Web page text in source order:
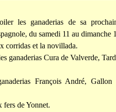
les ganaderias de sa
du samedi 11 au dimanche
corridas et la novillada.
ganaderias Cura de Valverde,
François André, Gallon
fers de Yonnet.